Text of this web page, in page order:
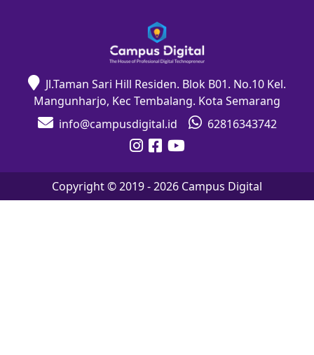
Jl.Taman Sari Hill Residen. Blok B01. No.10 Kel.
Mangunharjo, Kec Tembalang. Kota Semarang
info@campusdigital.id
62816343742
Copyright © 2019 -2026 Campus Digital